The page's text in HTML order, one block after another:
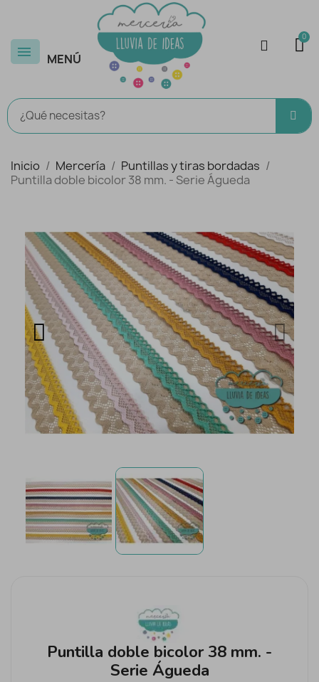
MENÚ
Inicio Mercería
Puntillas y tiras bordadas
Puntilla doble bicolor 38 mm. - Serie Águeda
Puntilla doble bicolor 38 mm. -
Serie Águeda